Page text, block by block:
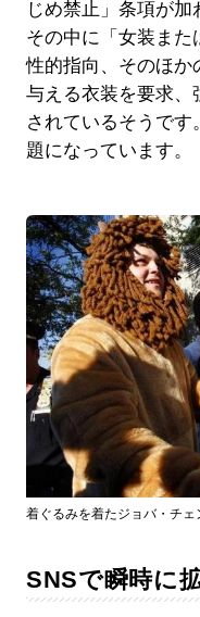
じめ禁止」条項が加
その中に「女装また
性的指向、そのほか
与える衣装を要求、
されているそうで
題になっています。
着ぐるみを着たジョバ・チ
SNSで瞬時に